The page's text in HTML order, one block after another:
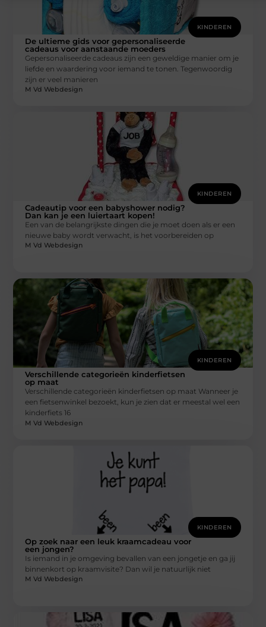
KINDEREN
De ultieme gids voor gepersonaliseerde
cadeaus voor aanstaande moeders
Gepersonaliseerde cadeaus zijn een geweldige manier om je
liefde en waardering voor iemand te tonen. Tegenwoordig
zijn er veel manieren
M Vd Webdesign
KINDEREN
Cadeautip voor een babyshower nodig?
Dan kan je een luiertaart kopen!
Een van de belangrijkste dingen die je moet doen als er een
nieuwe baby wordt verwacht, is het voorbereiden op
M Vd Webdesign
KINDEREN
Verschillende categorieën kinderfietsen
op maat
Verschillende categorieën kinderfietsen op maat Wanneer je
een fietsenwinkel bezoekt, kun je zien dat er meestal wel een
kinderfiets 16
M Vd Webdesign
KINDEREN
Op zoek naar een leuk kraamcadeau voor
een jongen?
Is iemand in je omgeving bevallen van een jongetje en ga jij
binnenkort op kraamvisite? Dan wil je natuurlijk niet
M Vd Webdesign